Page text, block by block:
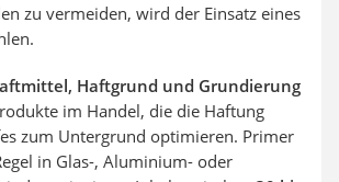
zu vermeiden, wird der Einsatz eines
Haftgrund und Grundierung
im Handel, die die Haftung
zum Untergrund optimieren. Primer
in Glas-, Aluminium- oder